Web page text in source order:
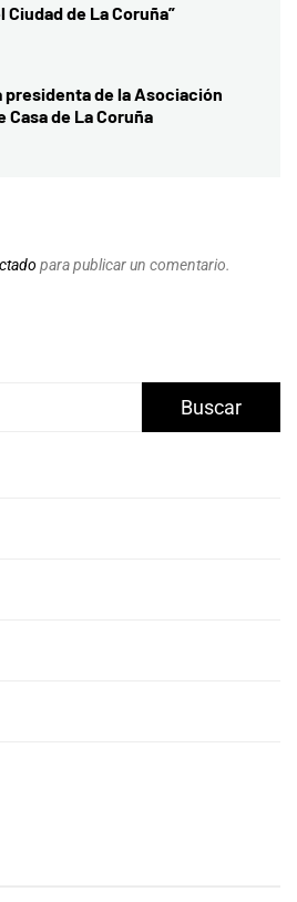
Ciudad de La Coruña”
presidenta de la Asociación
de La Coruña
para publicar un comentario.